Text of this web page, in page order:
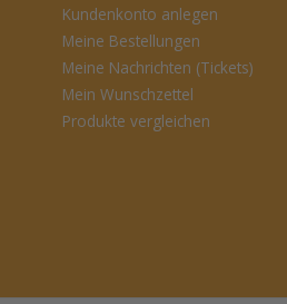
Kundenkonto anlegen
Meine Bestellungen
Meine Nachrichten (Tickets)
Mein Wunschzettel
Produkte vergleichen